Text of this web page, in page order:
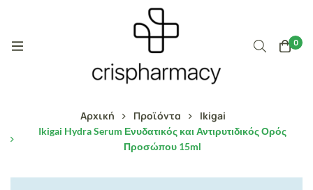
0
Αρχική Προϊόντα Ikigai
Ikigai Hydra Serum Ενυδατικός και Αντιρυτιδικός Ορός
Προσώπου 15ml